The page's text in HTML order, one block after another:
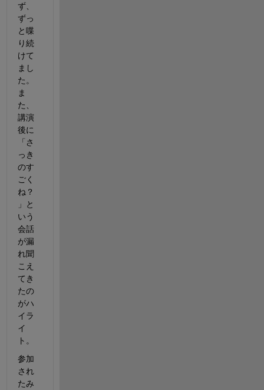
ず、
ずっ
と喋
り続
けて
まし
た。
ま
た、
講演
後に
「さ
っき
のす
ごく
ね？
」と
いう
会話
が漏
れ聞
こえ
てき
たの
がハ
イラ
イ
ト。
参加
され
たみ